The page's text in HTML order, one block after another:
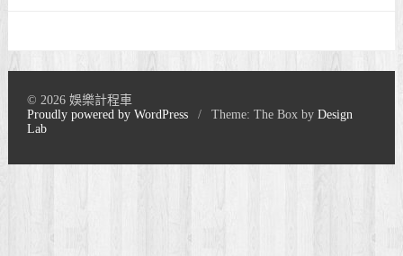
© 2026 娛樂計程車
Proudly powered by WordPress
/ Theme: The Box byDesign
Lab